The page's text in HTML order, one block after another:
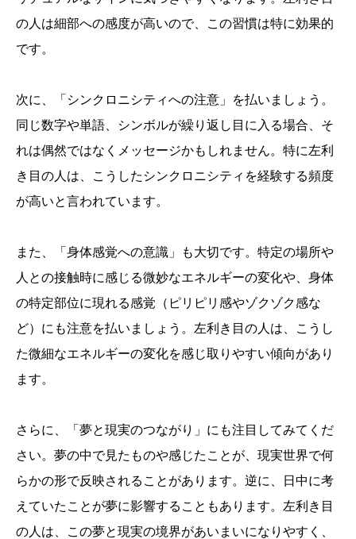
の人は細部への感度が高いので、この習慣は特に効果的
です。
次に、「シンクロニシティへの注意」を払いましょう。
同じ数字や単語、シンボルが繰り返し目に入る場合、そ
れは偶然ではなくメッセージかもしれません。特に左利
き目の人は、こうしたシンクロニシティを経験する頻度
が高いと言われています。
また、「身体感覚への意識」も大切です。特定の場所や
人との接触時に感じる微妙なエネルギーの変化や、身体
の特定部位に現れる感覚（ピリピリ感やゾクゾク感な
ど）にも注意を払いましょう。左利き目の人は、こうし
た微細なエネルギーの変化を感じ取りやすい傾向があり
ます。
さらに、「夢と現実のつながり」にも注目してみてくだ
さい。夢の中で見たものや感じたことが、現実世界で何
らかの形で反映されることがあります。逆に、日中に考
えていたことが夢に影響することもあります。左利き目
の人は、この夢と現実の境界があいまいになりやすく、